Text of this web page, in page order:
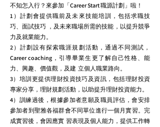
不知怎入行？來參加「Career Start 職源計劃」啦！
1）計劃會提供職前及未來技能培訓，包括求職技
巧、面試技巧 ，及未來職場所需的技能，以提升競爭
力及就業能力。
2）計劃設有探索職涯規劃活動，通過不同測試，
Career coaching，引導畢業生更了解自己性格、能
力、興趣、價值觀，及建 立個人職業路向。
3）培訓更提供理財投資技巧及資訊，包括理財投資
專家分享，理財規劃活動，以助提升理財投資能力。
4）訓練過後，根據參加者意願及職員評估，會安排
參加者到聖雅各福群會不同單位進行一個月實習。完
成實習後，會因應實 習表現及個人能力，提供工作轉